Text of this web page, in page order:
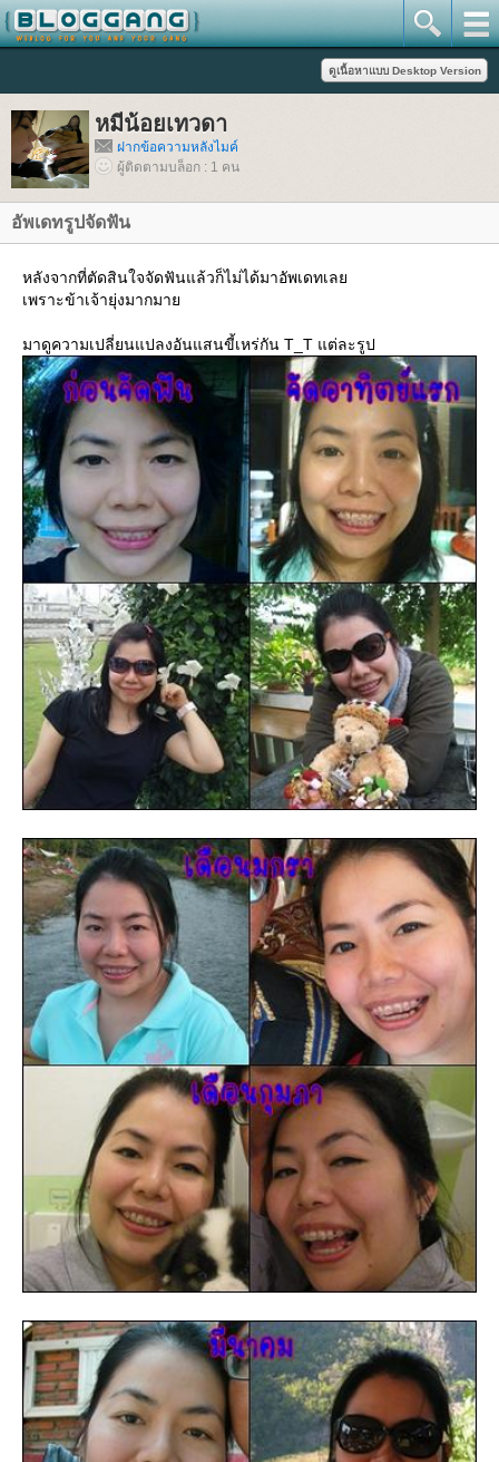
หมีน้อยเทวดา
ฝากข้อความหลังไมค์
ผู้ติดตามบล็อก : 1 คน
อัพเดทรูปจัดฟัน
หลังจากที่ตัดสินใจจัดฟันแล้วก็ไม่ได้มาอัพเดทเล
เพราะข้าเจ้ายุ่งมากมา
มาดูความเปลี่ยนแปลงอันแสนขี้เหร่กัน T_T แต่ละรูป